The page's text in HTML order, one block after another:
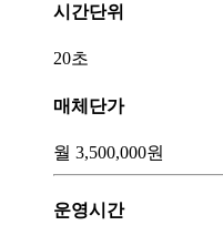
시간단위
20초
매체단가
월 3,500,000원
운영시간